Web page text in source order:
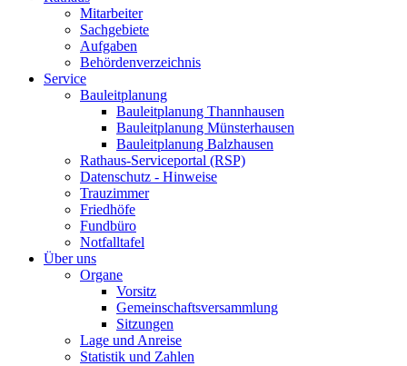
Mitarbeiter
Sachgebiete
Aufgaben
Behördenverzeichnis
Service
Bauleitplanung
Bauleitplanung Thannhausen
Bauleitplanung Münsterhausen
Bauleitplanung Balzhausen
Rathaus-Serviceportal (RSP)
Datenschutz - Hinweise
Trauzimmer
Friedhöfe
Fundbüro
Notfalltafel
Über uns
Organe
Vorsitz
Gemeinschaftsversammlung
Sitzungen
Lage und Anreise
Statistik und Zahlen